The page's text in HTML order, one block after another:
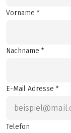
Vorname *
Nachname *
E-Mail Adresse *
Telefon